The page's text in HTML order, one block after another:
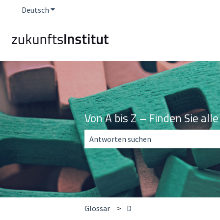
Deutsch Untermenü für Übersetzungen anzeigen
Von A bis Z – Finden Sie
Es gibt keine Vorschläge, da das
Glossar D